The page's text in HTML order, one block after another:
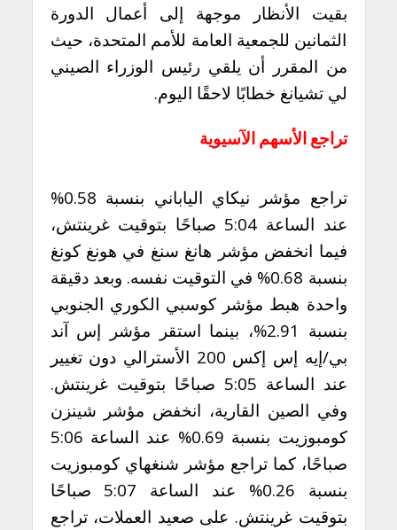
بقيت الأنظار موجهة إلى أعمال الدورة
الثمانين للجمعية العامة للأمم المتحدة، حيث
من المقرر أن يلقي رئيس الوزراء الصيني
لي تشيانغ خطابًا لاحقًا اليوم.
تراجع الأسهم الآسيوية
تراجع مؤشر نيكاي الياباني بنسبة 0.58%
عند الساعة 5:04 صباحًا بتوقيت غرينتش،
فيما انخفض مؤشر هانغ سنغ في هونغ كونغ
بنسبة 0.68% في التوقيت نفسه. وبعد دقيقة
واحدة هبط مؤشر كوسبي الكوري الجنوبي
بنسبة 2.91%، بينما استقر مؤشر إس آند
بي/إيه إس إكس 200 الأسترالي دون تغيير
عند الساعة 5:05 صباحًا بتوقيت غرينتش.
وفي الصين القارية، انخفض مؤشر شينزن
كومبوزيت بنسبة 0.69% عند الساعة 5:06
صباحًا، كما تراجع مؤشر شنغهاي كومبوزيت
بنسبة 0.26% عند الساعة 5:07 صباحًا
بتوقيت غرينتش. على صعيد العملات، تراجع